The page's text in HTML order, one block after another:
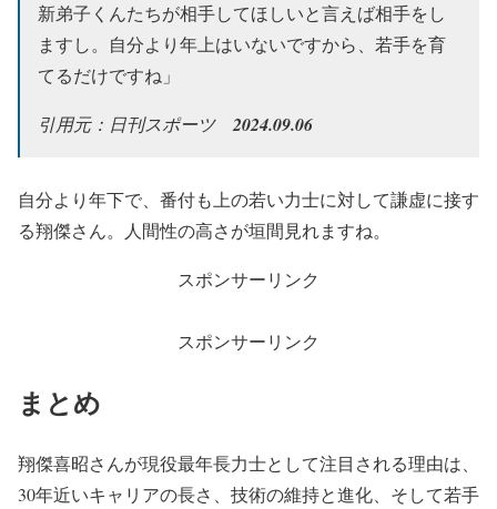
新弟子くんたちが相手してほしいと言えば相手をし
ますし。自分より年上はいないですから、若手を育
てるだけですね」
引用元：日刊スポーツ2024.09.06
自分より年下で、番付も上の若い力士に対して謙虚に接す
る翔傑さん。人間性の高さが垣間見れますね。
スポンサーリンク
スポンサーリンク
まとめ
翔傑喜昭さんが現役最年長力士として注目される理由は、
30年近いキャリアの長さ、技術の維持と進化、そして若手